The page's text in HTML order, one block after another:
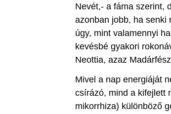
Nevét,- a fáma szerint,
azonban jobb, ha senki
úgy, mint valamennyi
kevésbé gyakori
Neottia, azaz
Mivel a nap energiáját
csírázó, mind a kifejlett
mikorrhiza) különböző